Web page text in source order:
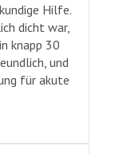
Hilfe.
dicht war,
knapp 30
und
für akute